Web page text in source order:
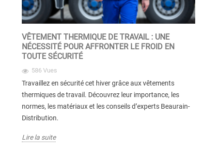
VÊTEMENT THERMIQUE DE TRAVAIL : UNE
NÉCESSITÉ POUR AFFRONTER LE FROID EN
TOUTE SÉCURITÉ
586 Vues
Travaillez en sécurité cet hiver grâce aux vêtements
thermiques de travail. Découvrez leur importance, les
normes, les matériaux et les conseils d’experts Beaurain-
Distribution.
Lire la suite